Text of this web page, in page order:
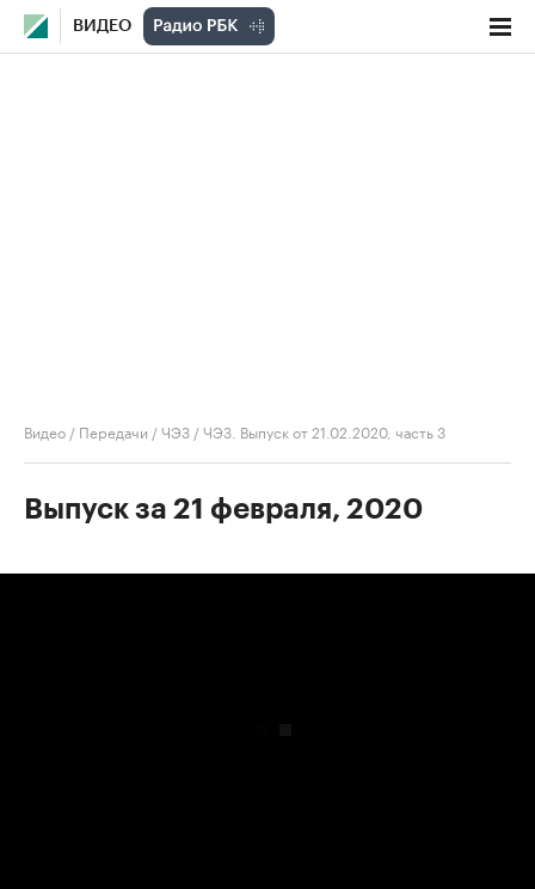
ВИДЕО
Видео / Передачи /ЧЭЗ /ЧЭЗ. Выпуск от 21.02.2020, часть 3
Выпуск за 21 февраля, 2020